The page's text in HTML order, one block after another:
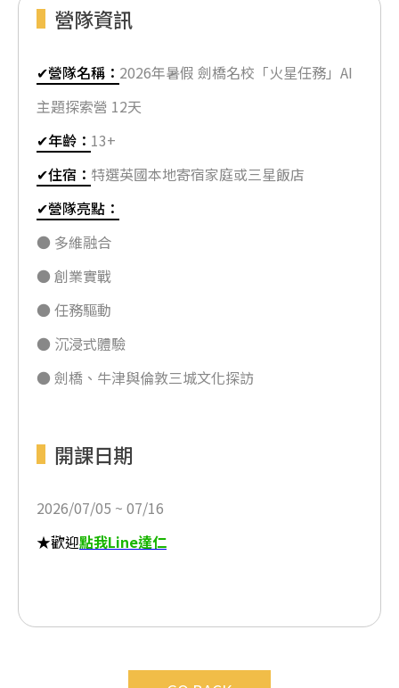
營隊資訊
✔營隊名稱： 2026年暑假 劍橋名校「火星任務」AI
主題探索營 12天
✔年齡： 13+
✔住宿： 特選英國本地寄宿家庭或三星飯店
✔營隊亮點：
● 多維融合
● 創業實戰
● 任務驅動
● 沉浸式體驗
● 劍橋、牛津與倫敦三城文化探訪
開課日期
2026/07/05 ~ 07/16
★歡迎點我Line達仁